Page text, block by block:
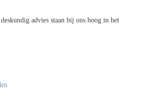
advies staan bij ons hoog in het